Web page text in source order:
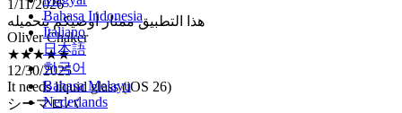
Bahasa Indonesia
Italiano
日本語
한국어
Bahasa Melayu
Nederlands
Oliver Chaker
★★★★★
12/30/2025
It needs liquid glass (iOS 26)
シーマロバ
★★★★★
12/2/2025